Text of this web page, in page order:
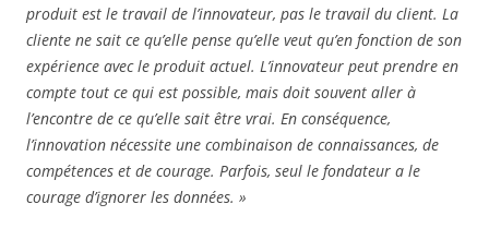
produit est le travail de l’innovateur, pas le travail du client. La
cliente ne sait ce qu’elle pense qu’elle veut qu’en fonction de son
expérience avec le produit actuel. L’innovateur peut prendre en
compte tout ce qui est possible, mais doit souvent aller à
l’encontre de ce qu’elle sait être vrai. En conséquence,
l’innovation nécessite une combinaison de connaissances, de
compétences et de courage. Parfois, seul le fondateur a le
courage d’ignorer les données. »